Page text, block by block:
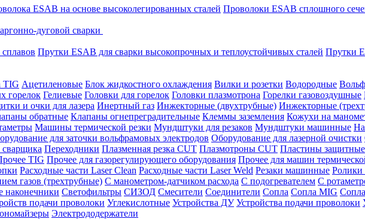
ESAB на основе высоколегированных сталей Проволоки ESAB сплошного
дуговой сварки
Прутки ESAB для сварки высокопрочных и теплоустойчивых сталей Прутки
TIG Ацетиленовые Блок жидкостного охлаждения Вилки и розетки Водородные
горелок Гелиевые Головки для горелок Головки плазмотрона Горелки газовоздушные
и очки для лазера Инертный газ Инжекторные (двухтрубные) Инжекторные
обратные Клапаны огнепреградительные Клеммы заземления Кожухи на
Машины термической резки Мундштуки для резаков Мундштуки машинные
для заточки вольфрамовых электродов Оборудование для лазерной очистки
Переходники Плазменная резка CUT Плазмотроны CUT Пластины защитные
TIG Прочее для газорегулирующего оборудования Прочее для машин
Расходные части Laser Clean Расходные части Laser Weld Резаки машинные
газов (трехтрубные) С манометром-датчиком расхода С подогревателем С
наконечники Светофильтры СИЗОД Смесители Соединители Сопла Сопла MIG
подачи проволоки Углекислотные Устройства ДУ Устройства подачи проволоки
Электрододержатели